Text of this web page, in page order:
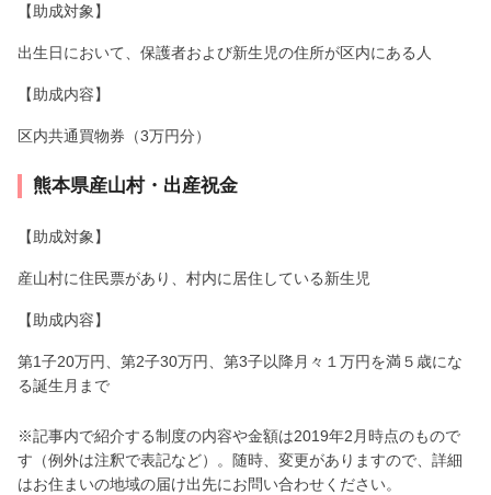
【助成対象】
出生日において、保護者および新生児の住所が区内にある人
【助成内容】
区内共通買物券（3万円分）
熊本県産山村・出産祝金
【助成対象】
産山村に住民票があり、村内に居住している新生児
【助成内容】
第1子20万円、第2子30万円、第3子以降月々１万円を満５歳にな
る誕生月まで
※記事内で紹介する制度の内容や金額は2019年2月時点のもので
す（例外は注釈で表記など）。随時、変更がありますので、詳細
はお住まいの地域の届け出先にお問い合わせください。